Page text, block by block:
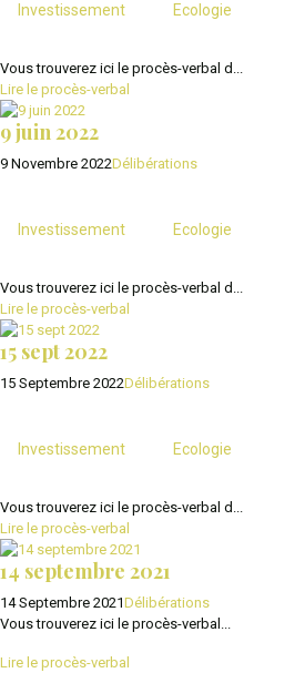
Investissement Ecologie
Vous trouverez ici le procès-verbal d...
Lire le procès-verbal
9 juin 2022
9 Novembre 2022Délibérations
Investissement Ecologie
Vous trouverez ici le procès-verbal d...
Lire le procès-verbal
15 sept 2022
15 Septembre 2022Délibérations
Investissement Ecologie
Vous trouverez ici le procès-verbal d...
Lire le procès-verbal
14 septembre 2021
14 Septembre 2021Délibérations
Vous trouverez ici le procès-verbal...
Lire le procès-verbal